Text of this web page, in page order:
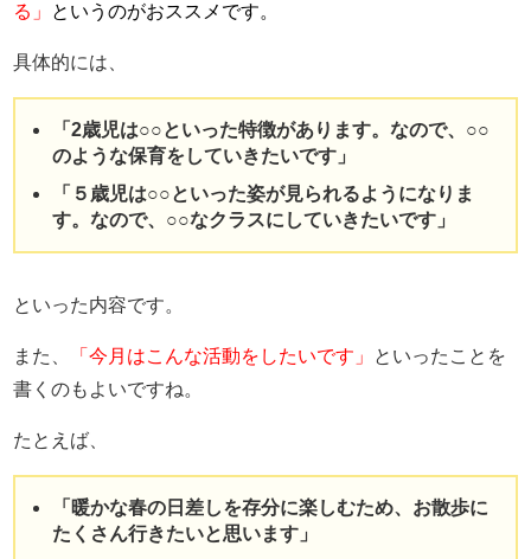
る」 というのがおススメ です。
具体的には、
「2歳児は○○といった特徴があります。なので、○○
のような保育をしていきたいです」
「５歳児は○○といった姿が見られるようになりま
す。なので、○○なクラスにしていきたいです」
といった内容です。
また、 「今月はこんな活動をしたいです」
といったことを
書くのもよいですね。
たとえば、
「暖かな春の日差しを存分に楽しむため、お散歩に
たくさん行きたいと思います」